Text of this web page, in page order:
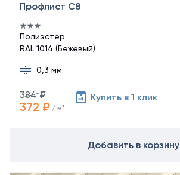
Профлист С8
Полиэстер
RAL 1014 (Бежевый)
0,3 мм
384 ₽
372 ₽ / м²
Купить в 1 клик
Добавить в корзину